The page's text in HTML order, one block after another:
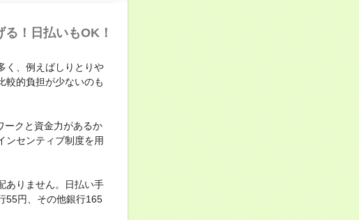
！日払いもOK！
く、例えばしりとりや
較的負担が少ないのも
クと資金力があるか
ンセンティブ制度を用
ありません。日払い手
55円、その他銀行165